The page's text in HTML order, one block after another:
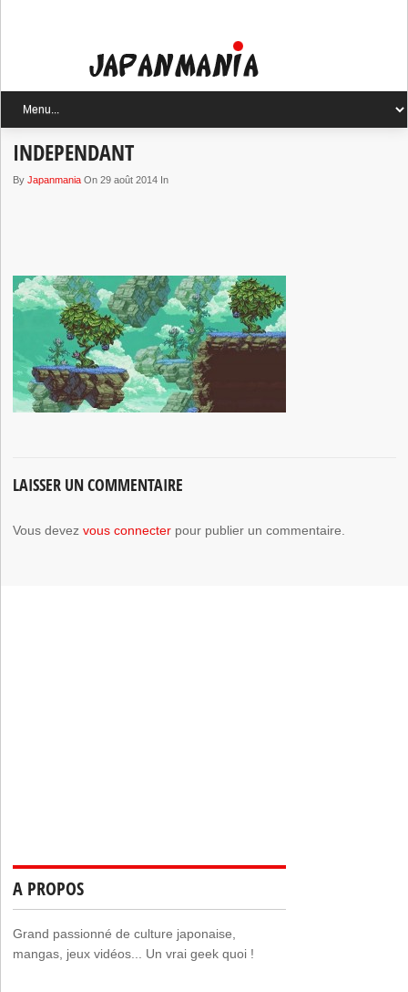
INDEPENDANT
ByJapanmania On 29 août 2014 In
LAISSER UN COMMENTAIRE
Vous devezvous connecter pour publier un commentaire.
A PROPOS
Grand passionné de culture japonaise,
mangas, jeux vidéos... Un vrai geek quoi !